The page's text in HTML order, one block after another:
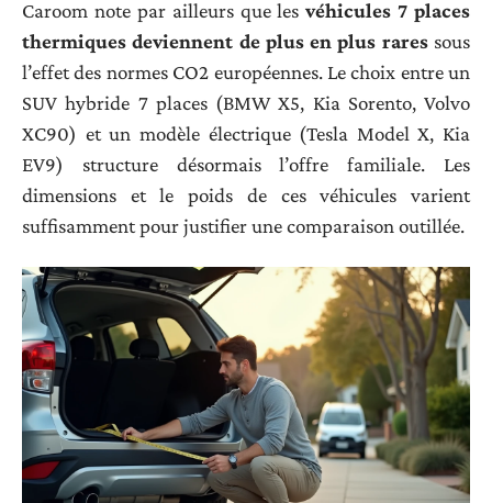
Caroom note par ailleurs que lesvéhicules 7 places
thermiques deviennent de plus en plus raressous
l’effet des normes CO2 européennes. Le choix entre un
SUV hybride 7 places (BMW X5, Kia Sorento, Volvo
XC90) et un modèle électrique (Tesla Model X, Kia
EV9) structure désormais l’offre familiale. Les
dimensions et le poids de ces véhicules varient
suffisamment pour justifier une comparaison outillée.